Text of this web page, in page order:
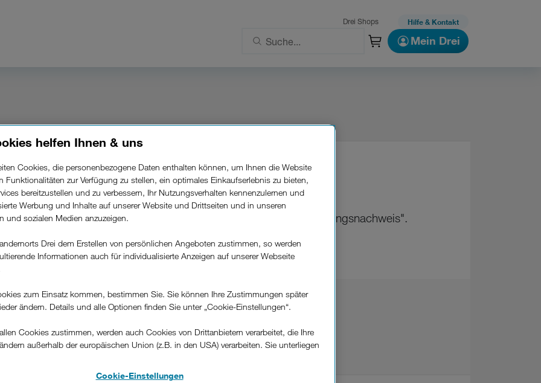
Drei Shops Hilfe & Kontakt
Mein Drei
in der Kundenzone?
Uhr in IhrerKundenzone unter "Kosten - Rechnung/Einzelverbindungsnachweis".
War diese Information hilfreich?
Feedback
helfen Ihnen & uns
Cookies, die personenbezogene Daten enthalten können, um Ihnen die Website
Funktionalitäten zur Verfügung zu stellen, ein optimales Einkaufserlebnis zu bieten,
bereitzustellen und zu verbessern, Ihr Nutzungsverhalten kennenzulernen und
Werbung und Inhalte auf unserer Website und Drittseiten und in unseren
und sozialen Medien anzuzeigen.
Drei dem Erstellen von persönlichen Angeboten zustimmen, so werden
Informationen auch für individualisierte Anzeigen auf unserer Webseite
zum Einsatz kommen, bestimmen Sie. Sie können Ihre Zustimmungen später
ändern. Details und alle Optionen finden Sie unter „Cookie-Einstellungen“.
Cookies zustimmen, werden auch Cookies von Drittanbietern verarbeitet, die Ihre
außerhalb der europäischen Union (z.B. in den USA) verarbeiten. Sie unterliegen
Cookie-Einstellungen